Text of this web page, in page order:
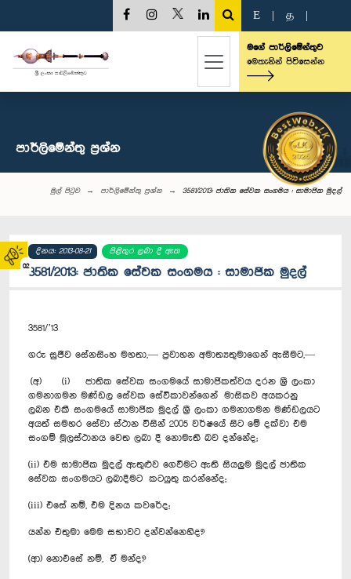
02
E த
මගේ පාර්ලිමේන්තුව
මෙතැනින් පිවිසෙන්න
පාර්ලි‌මේන්තු‌ ප්‍රශ්න
මුල් පිටුව පාර්ලි‌මේන්තු‌ ප්‍රශ්න 3581/2013: ජාතික සේවක සංගමය : සාමාජික මුදල්
දිනය: 2013-08-21 පිළිතුර ලබා දී ඇත
3581/2013: ජාතික සේවක සංගමය : සාමාජික මුදල්
3581/’13
ගරු සුජීව සේනසිංහ මහතා,— ප්‍රවාහන අමාත්‍යතුමාගෙන් ඇසීමට,—
(අ) (i) ජාතික සේවක සංගමයේ සාමාජිකත්වය දරන ශ්‍රී ලංකා
ගමනාගමන මණ්ඩල සේවක සේවිකාවන්ගෙන් මාසිකව අයකරනු
ලබන එකී සංගමයේ සාමාජික මුදල් ශ්‍රී ලංකා ගමනාගමන මණ්ඩලයට
අයත් සමහර සේවා ස්ථාන විසින් 2005 වර්ෂයේ සිට මේ දක්වා එම
සංගම් මූලස්ථානය වෙත ලබා දී නොමැති බව දන්නේද;
(ii) එම සාමාජික මුදල් ඇතුළුව ගෙවීමට ඇති සියලුම මුදල් ජාතික
සේවක සංගමයට ලබාදීමට කටයුතු කරන්නේද;
(iii) එසේ නම්, එම දිනය කවරේද;
යන්න එතුමා මෙම සභාවට දන්වන්නෙහිද?
(ආ) නොඑසේ නම්, ඒ මන්ද?